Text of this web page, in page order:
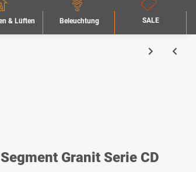
& Lüften Beleuchtung SALE
Granit Serie CD